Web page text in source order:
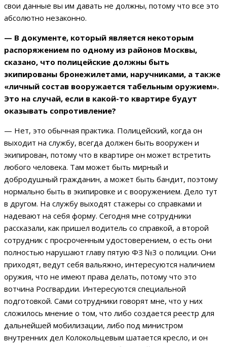
свои данные вы им давать не должны, потому что все это
абсолютно незаконно.
— В документе, который является некоторым
распоряжением по одному из районов Москвы,
сказано, что полицейские должны быть
экипированы бронежилетами, наручниками, а также
«личный состав вооружается табельным оружием».
Это на случай, если в какой-то квартире будут
оказывать сопротивление?
— Нет, это обычная практика. Полицейский, когда он
выходит на службу, всегда должен быть вооружен и
экипирован, потому что в квартире он может встретить
любого человека. Там может быть мирный и
добродушный гражданин, а может быть бандит, поэтому
нормально быть в экипировке и с вооружением. Дело тут
в другом. На службу выходят стажеры со справками и
надевают на себя форму. Сегодня мне сотрудники
рассказали, как пришел водитель со справкой, а второй
сотрудник с просроченным удостоверением, о есть они
полностью нарушают главу пятую ФЗ №3 о полиции. Они
приходят, ведут себя вальяжно, интересуются наличием
оружия, что не имеют права делать, потому что это
вотчина Росгвардии. Интересуются специальной
подготовкой. Сами сотрудники говорят мне, что у них
сложилось мнение о том, что либо создается реестр для
дальнейшей мобилизации, либо под министром
внутренних дел Колокольцевым шатается кресло, и он